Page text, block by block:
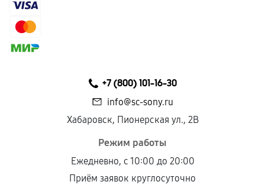
+7 (800) 101-16-30
info@sc-sony.ru
Хабаровск, Пионерская ул., 2В
Режим работы
Ежедневно, с 10:00 до 20:00
Приём заявок круглосуточно